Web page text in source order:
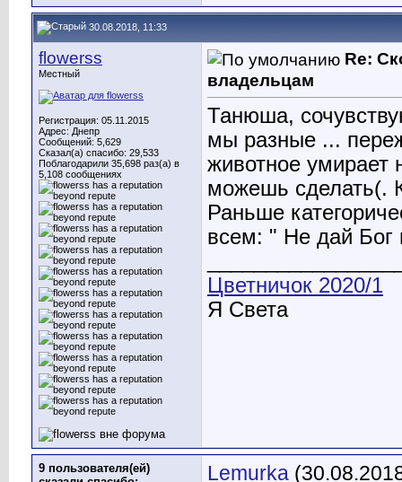
30.08.2018, 11:33
flowerss
Местный
Регистрация: 05.11.2015
Адрес: Днепр
Сообщений: 5,629
Сказал(а) спасибо: 29,533
Поблагодарили 35,698 раз(а) в
5,108 сообщениях
Re:
владельцам
Танюша,
мы разные ...
животное умирает
можешь сделать(.
Раньше
всем: " Не дай Бог
Цветничок 2020/1
Я Света
9 пользователя(ей)
Lemurka